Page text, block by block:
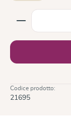
Quantità del
Codice prodotto:
21695